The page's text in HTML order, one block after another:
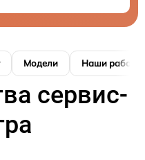
Модели Наши работы
сервис-